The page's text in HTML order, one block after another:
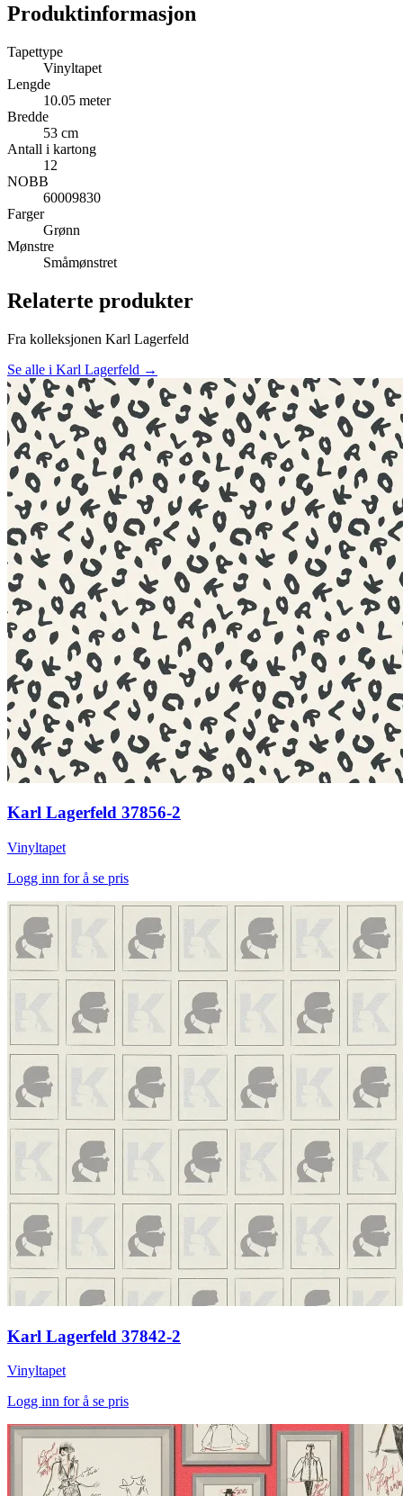
Produktinformasjon
Tapettype
Vinyltapet
Lengde
10.05 meter
Bredde
53 cm
Antall i kartong
12
NOBB
60009830
Farger
Grønn
Mønstre
Småmønstret
Relaterte produkter
Fra kolleksjonen Karl Lagerfeld
Se alle i Karl Lagerfeld →
Karl Lagerfeld 37856-2
Vinyltapet
Logg inn for å se pris
Karl Lagerfeld 37842-2
Vinyltapet
Logg inn for å se pris